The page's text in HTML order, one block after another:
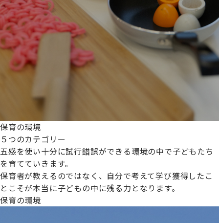
保育の環境
５つのカテゴリー
五感を使い十分に試行錯誤ができる環境の中で子どもたち
を育てていきます。
保育者が教えるのではなく、自分で考えて学び獲得したこ
とこそが本当に子どもの中に残る力となります。
保育の環境